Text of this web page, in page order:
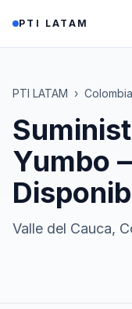
PTI LATAM
PTI LATAM › Colombia
Yumbo
Valle del Cauca,